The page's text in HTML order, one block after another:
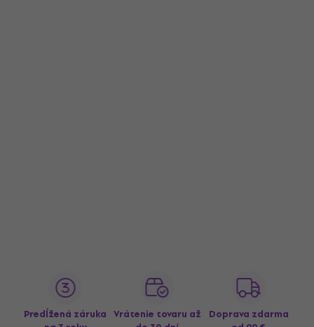
Predĺžená záruka Vrátenie tovaru až
Doprava zdarma